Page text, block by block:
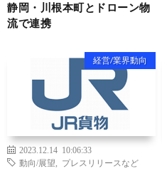
静岡・川根本町とドローン物
流で連携
経営/業界動向
2023.12.14 10:06:33
動向/展望
プレスリリースなど